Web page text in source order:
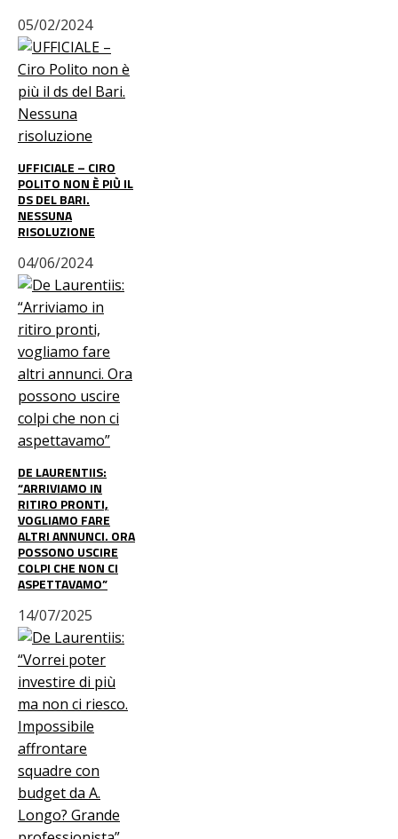
05/02/2024
UFFICIALE – CIRO
POLITO NON È PIÙ IL
DS DEL BARI.
NESSUNA
RISOLUZIONE
04/06/2024
DE LAURENTIIS:
“ARRIVIAMO IN
RITIRO PRONTI,
VOGLIAMO FARE
ALTRI ANNUNCI. ORA
POSSONO USCIRE
COLPI CHE NON CI
ASPETTAVAMO”
14/07/2025